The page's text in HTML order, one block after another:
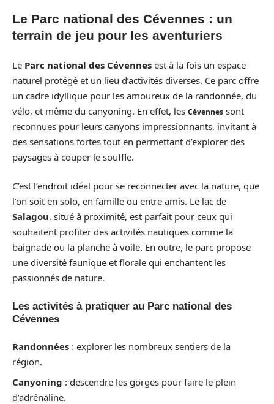
Le Parc national des Cévennes : un
terrain de jeu pour les aventuriers
Le Parc national des Cévennes est à la fois un espace
naturel protégé et un lieu d’activités diverses. Ce parc offre
un cadre idyllique pour les amoureux de la randonnée, du
vélo, et même du canyoning. En effet, les Cévennes sont
reconnues pour leurs canyons impressionnants, invitant à
des sensations fortes tout en permettant d’explorer des
paysages à couper le souffle.
C’est l’endroit idéal pour se reconnecter avec la nature, que
l’on soit en solo, en famille ou entre amis. Le lac de
Salagou, situé à proximité, est parfait pour ceux qui
souhaitent profiter des activités nautiques comme la
baignade ou la planche à voile. En outre, le parc propose
une diversité faunique et florale qui enchantent les
passionnés de nature.
Les activités à pratiquer au Parc national des
Cévennes
Randonnées : explorer les nombreux sentiers de la
région.
Canyoning : descendre les gorges pour faire le plein
d’adrénaline.